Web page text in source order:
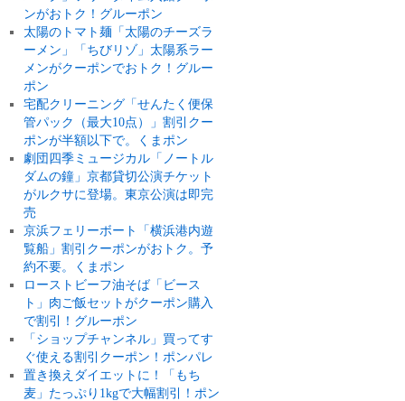
ンがおトク！グルーポン
太陽のトマト麺「太陽のチーズラ
ーメン」「ちびリゾ」太陽系ラー
メンがクーポンでおトク！グルー
ポン
宅配クリーニング「せんたく便保
管パック（最大10点）」割引クー
ポンが半額以下で。くまポン
劇団四季ミュージカル「ノートル
ダムの鐘」京都貸切公演チケット
がルクサに登場。東京公演は即完
売
京浜フェリーボート「横浜港内遊
覧船」割引クーポンがおトク。予
約不要。くまポン
ローストビーフ油そば「ビース
ト」肉ご飯セットがクーポン購入
で割引！グルーポン
「ショップチャンネル」買ってす
ぐ使える割引クーポン！ポンパレ
置き換えダイエットに！「もち
麦」たっぷり1kgで大幅割引！ポン